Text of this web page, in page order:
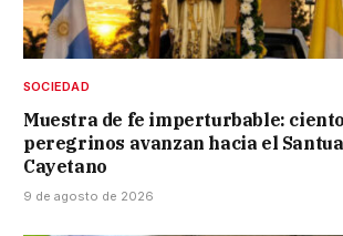
SOCIEDAD
Muestra de fe imperturbable:
peregrinos avanzan hacia el
Cayetano
9 de agosto de 2026